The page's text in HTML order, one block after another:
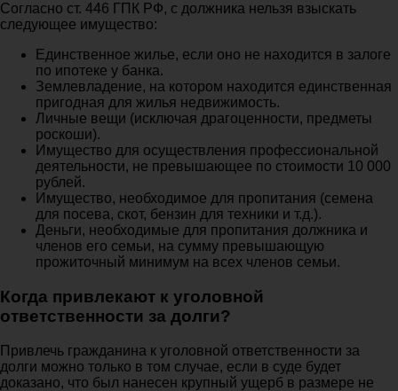
Согласно ст. 446 ГПК РФ, с должника нельзя взыскать
следующее имущество:
Единственное жилье, если оно не находится в залоге
по ипотеке у банка.
Землевладение, на котором находится единственная
пригодная для жилья недвижимость.
Личные вещи (исключая драгоценности, предметы
роскоши).
Имущество для осуществления профессиональной
деятельности, не превышающее по стоимости 10 000
рублей.
Имущество, необходимое для пропитания (семена
для посева, скот, бензин для техники и т.д.).
Деньги, необходимые для пропитания должника и
членов его семьи, на сумму превышающую
прожиточный минимум на всех членов семьи.
Когда привлекают к уголовной
ответственности за долги?
Привлечь гражданина к уголовной ответственности за
долги можно только в том случае, если в суде будет
доказано, что был нанесен крупный ущерб в размере не